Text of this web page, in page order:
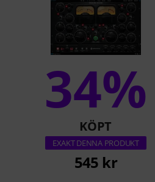
34%
KÖPT
EXAKT DENNA PRODUKT
545 kr